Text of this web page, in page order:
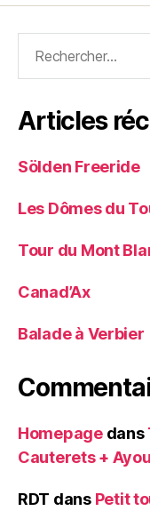
Articles
Sölden Freeride
Les Dômes du
Tour du Mont
Canad’Ax
Balade à Verbier
Homepagedans
Cauterets +
RDT dans Petit